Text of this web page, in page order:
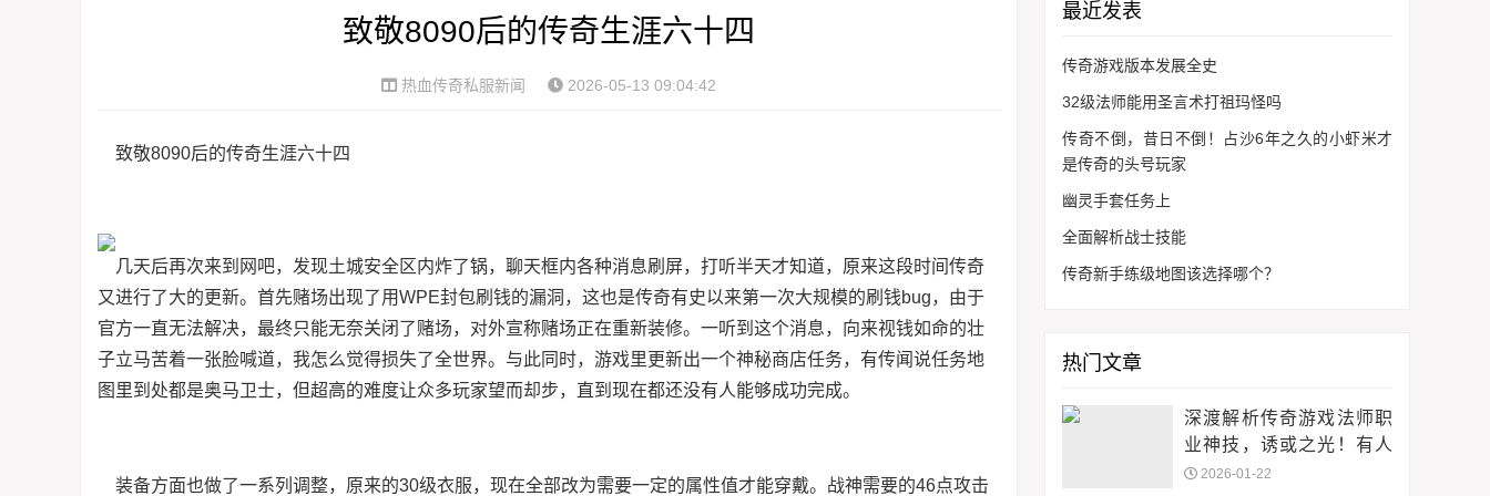
致敬8090后的传奇生涯六十四
热血传奇私服新闻 2026-05-13 09:04:42
致敬8090后的传奇生涯六十四
几天后再次来到网吧，发现土城安全区内炸了锅，聊天框内各种消息刷屏，打听半天才知道，原来这段时间传奇
又进行了大的更新。首先赌场出现了用WPE封包刷钱的漏洞，这也是传奇有史以来第一次大规模的刷钱bug，由于
官方一直无法解决，最终只能无奈关闭了赌场，对外宣称赌场正在重新装修。一听到这个消息，向来视钱如命的壮
子立马苦着一张脸喊道，我怎么觉得损失了全世界。与此同时，游戏里更新出一个神秘商店任务，有传闻说任务地
图里到处都是奥马卫士，但超高的难度让众多玩家望而却步，直到现在都还没有人能够成功完成。
装备方面也做了一系列调整，原来的30级衣服，现在全部改为需要一定的属性值才能穿戴。战神需要的46点攻击
最近发表
传奇游戏版本发展全史
32级法师能用圣言术打祖玛怪吗
传奇不倒，昔日不倒！占沙6年之久的小虾米才
是传奇的头号玩家
幽灵手套任务上
全面解析战士技能
传奇新手练级地图该选择哪个？
热门文章
深渡解析传奇游戏法师职
业神技，诱或之光！有人
说是鸡肋，那是你不会用
2026-01-22